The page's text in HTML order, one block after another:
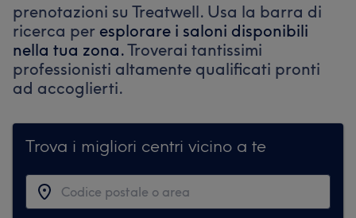
prenotazioni su Treatwell. Usa la barra di
ricerca per esplorare i saloni disponibili
nella tua zona.Troverai tantissimi
professionisti altamente qualificati pronti
ad accoglierti.
Trova i migliori centri vicino a te